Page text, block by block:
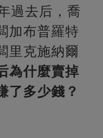
過去后，喬
加布普羅特
里克施納爾
為什麼賣掉
了多少錢？